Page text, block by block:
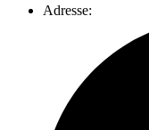
Adresse: